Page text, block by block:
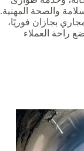
والصحة المهنية.
بجازان فوريًا،
راحة العملاء